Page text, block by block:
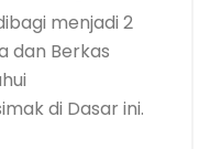
menjadi 2
dan Berkas
di Dasar ini.